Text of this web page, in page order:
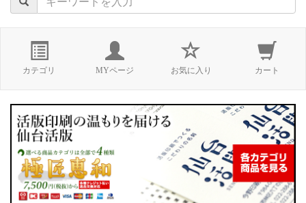
カテゴリ MYページ お気に入り カート